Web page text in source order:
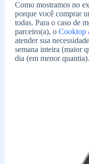
Como mostramos no
porque você comprar
todas. Para o caso de
parceiro(a), o Cooktop
atender sua
semana inteira (maior
dia (em menor quantia).